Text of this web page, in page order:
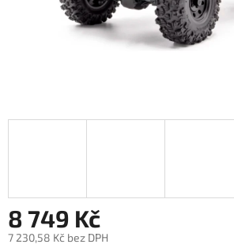
8 749 Kč
7 230,58 Kč bez DPH